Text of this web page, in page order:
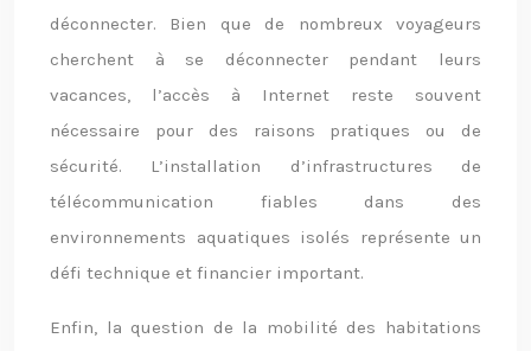
déconnecter. Bien que de nombreux voyageurs
cherchent à se déconnecter pendant leurs
vacances, l’accès à Internet reste souvent
nécessaire pour des raisons pratiques ou de
sécurité. L’installation d’infrastructures de
télécommunication fiables dans des
environnements aquatiques isolés représente un
défi technique et financier important.
Enfin, la question de la mobilité des habitations